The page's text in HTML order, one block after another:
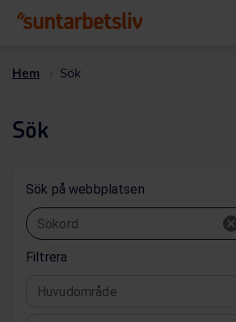
Hem Sök
Sök
Sök på webbplatsen
Sökord
Filtrera
Huvudområde